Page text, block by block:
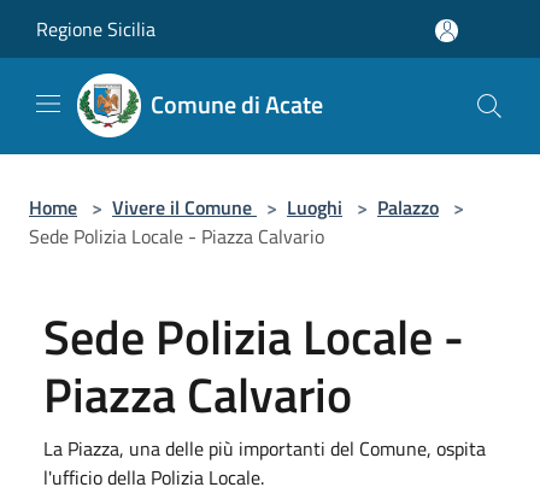
Regione Sicilia
Comune di Acate
Home > Vivere il Comune > Luoghi > Palazzo >
Sede Polizia Locale - Piazza Calvario
Sede Polizia Locale -
Piazza Calvario
La Piazza, una delle più importanti del Comune, ospita
l'ufficio della Polizia Locale.